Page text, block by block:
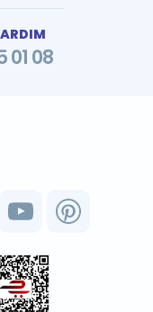
01 08